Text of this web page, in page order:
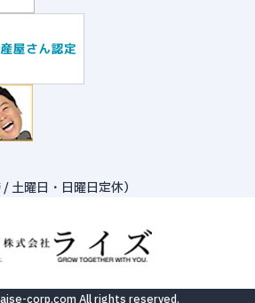
土曜日・日曜日定休）
corp.com All rights reserved.